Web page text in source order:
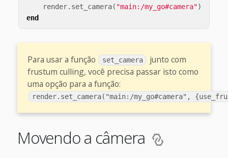
render. set_camera( "main:/my_go#camera")
end
Para usar a função set_camera
junto com
frustum culling, você precisa passar isto como
uma opção para a função:
render.set_camera("main:/my_go#camera",
Movendo a câmera